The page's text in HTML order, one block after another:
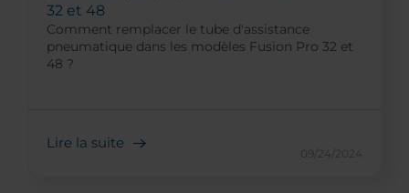
32 et 48
Comment remplacer le tube d'assistance
pneumatique dans les modèles Fusion Pro 32 et
48 ?
Lire la suite
09/24/2024